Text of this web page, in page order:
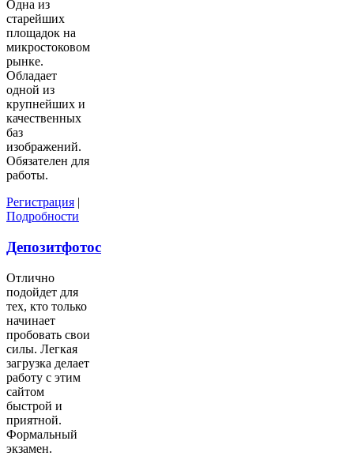
Одна из
старейших
площадок на
микростоковом
рынке.
Обладает
одной из
крупнейших и
качественных
баз
изображений.
Обязателен для
работы.
Регистрация |
Подробности
Депозитфотос
Отлично
подойдет для
тех, кто только
начинает
пробовать свои
силы. Легкая
загрузка делает
работу с этим
сайтом
быстрой и
приятной.
Формальный
экзамен.